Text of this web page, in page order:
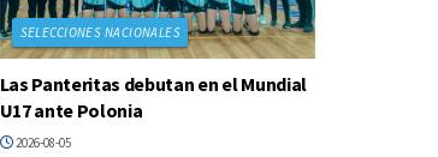
SELECCIONES NACIONALES
Las Panteritas debutan en el Mundial
U17 ante Polonia
2026-08-05